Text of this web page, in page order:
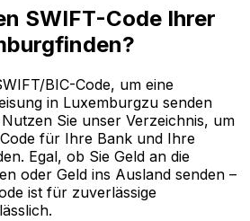
SWIFT-Code Ihrer
BIC-Code, um eine
in Luxemburgzu senden
Sie unser Verzeichnis, um
für Ihre Bank und Ihre
Egal, ob Sie Geld an die
oder Geld ins Ausland senden –
ist für zuverlässige